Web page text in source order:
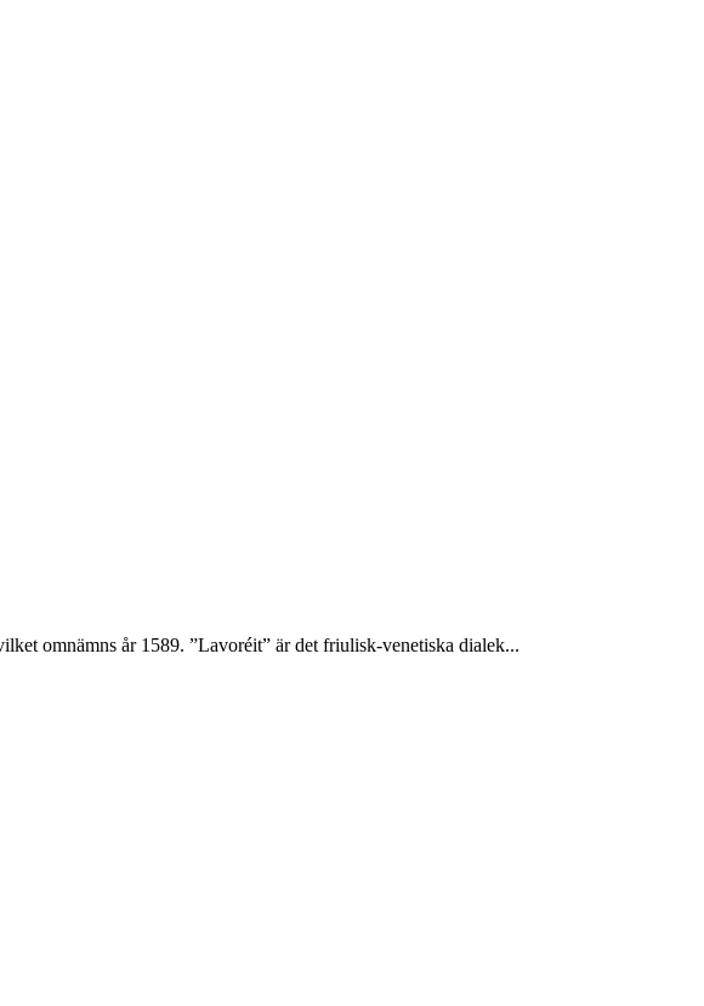
omnämns år 1589. ”Lavoréit” är det friulisk-venetiska dialek...